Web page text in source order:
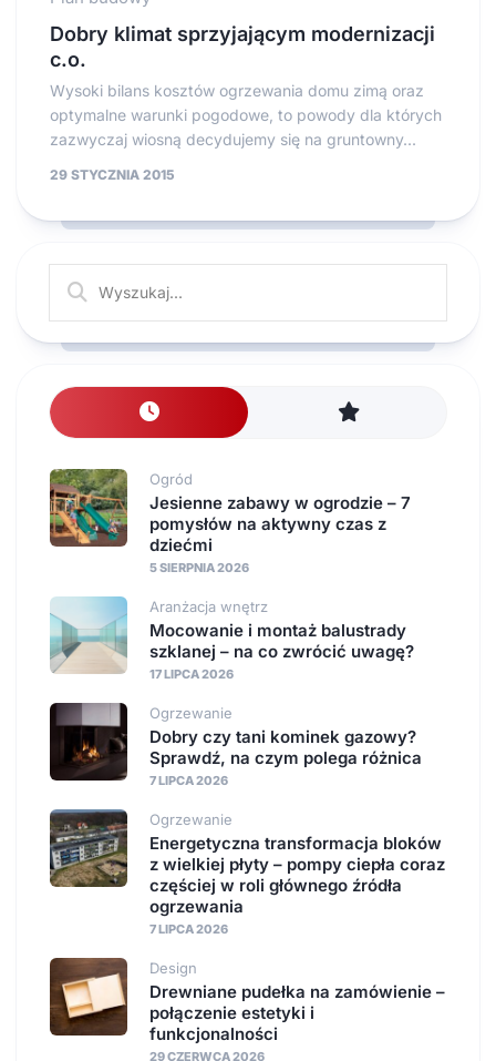
Dobry klimat sprzyjającym modernizacji
c.o.
Wysoki bilans kosztów ogrzewania domu zimą oraz
optymalne warunki pogodowe, to powody dla których
zazwyczaj wiosną decydujemy się na gruntowny...
29 STYCZNIA 2015
Ogród
Jesienne zabawy w ogrodzie – 7
pomysłów na aktywny czas z
dziećmi
5 SIERPNIA 2026
Aranżacja wnętrz
Mocowanie i montaż balustrady
szklanej – na co zwrócić uwagę?
17 LIPCA 2026
Ogrzewanie
Dobry czy tani kominek gazowy?
Sprawdź, na czym polega różnica
7 LIPCA 2026
Ogrzewanie
Energetyczna transformacja bloków
z wielkiej płyty – pompy ciepła coraz
częściej w roli głównego źródła
ogrzewania
7 LIPCA 2026
Design
Drewniane pudełka na zamówienie –
połączenie estetyki i
funkcjonalności
29 CZERWCA 2026